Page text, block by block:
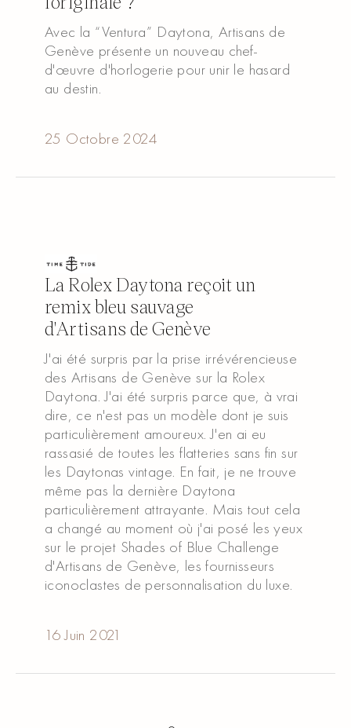
25 Octobre 2024
Avec la “Ventura” Daytona, Artisans de
Genève présente un nouveau chef-
d'œuvre d'horlogerie pour unir le hasard
au destin.
16 Juin 2021
La Rolex Daytona reçoit un
remix bleu sauvage
d'Artisans de Genève
J'ai été surpris par la prise irrévérencieuse
des Artisans de Genève sur la Rolex
Daytona. J'ai été surpris parce que, à vrai
dire, ce n'est pas un modèle dont je suis
particulièrement amoureux. J'en ai eu
rassasié de toutes les flatteries sans fin sur
les Daytonas vintage. En fait, je ne trouve
même pas la dernière Daytona
particulièrement attrayante. Mais tout cela
a changé au moment où j'ai posé les yeux
sur le projet Shades of Blue Challenge
d'Artisans de Genève, les fournisseurs
iconoclastes de personnalisation du luxe.